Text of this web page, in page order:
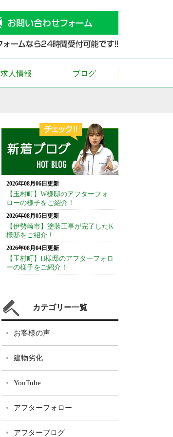
求人情報 ブログ
2026年08月06日更新
【玉村町】W様邸のアフターフォ
ローの様子をご紹介！
2026年08月05日更新
【伊勢崎市】塗装工事が完了したK
様邸をご紹介！
2026年08月04日更新
【玉村町】H様邸のアフターフォロ
ーの様子をご紹介！
カテゴリー一覧
お客様の声
建物劣化
YouTube
アフターフォロー
アフターブログ